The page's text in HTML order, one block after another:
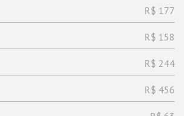
R$ 177
R$ 158
R$ 244
R$ 456